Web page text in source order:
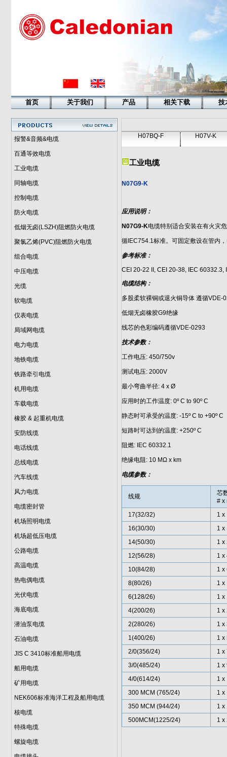
首页 关于我们 产品 相关下载 技
报警&音频&电缆
百通等效电缆
工业电缆
同轴电缆
控制电缆
防火电缆
低烟无卤(LSZH)阻燃防火电缆
聚氯乙烯(PVC)阻燃防火电缆
组合电缆
中压电缆
光缆
软电缆
仪表电缆
局域网电缆
电力电缆
地铁电缆
铁路牵引电缆
机用电缆
车载电缆
橡胶 & 起重机电缆
安防线缆
电话线缆
总线电缆
汽车线缆
风力电缆
电缆密封管
机场照明电缆
机场超低压电缆
公路电缆
高温电缆
热电偶电缆
光伏电缆
海底电缆
潜油泵电缆
石油电缆
JIS C 3410标准船用电缆
船用电缆
矿用电缆
NEK606标准海洋工程及船用电缆
核电缆
特殊电缆
螺旋电缆
H07BQ-F H07V-K
工业电缆
N07G9-K
应用说明：
N07G9-K电缆特别适合安装在有火灾
循IEC754.1标准。可固定敷设在管内
参考标准：
CEI 20-22 II, CEI 20-38, IEC
电缆结构：
多股柔软裸铜或退火铜导体 遵循VDE-
低烟无卤橡胶G9绝缘
线芯的色彩编码遵循VDE-0293
技术参数：
工作电压: 450/750v
测试电压: 2000V
最小弯曲半径: 4 x Ø
应用时的工作温度: 0º C to 90º C
静态时可承受的温度: -15º C to +90º C
短路时可达到的温度: +250º C
阻燃: IEC 60332.1
绝缘电阻: 10 MΩ x km
电缆参数：
线规
芯
# x
17(32/32)
1 x
16(30/30)
1 x
14(50/30)
1 x
12(56/28)
1 x
10(84/28)
1 x
8(80/26)
1 x
6(128/26)
1 x
4(200/26)
1 x
2(280/26)
1 x
1(400/26)
1 x
2/0(356/24)
1 x
3/0(485/24)
1 x
4/0(614/24)
1 x
300 MCM (765/24)
1 x
350 MCM (944/24)
1 x
500MCM(1225/24)
1 x